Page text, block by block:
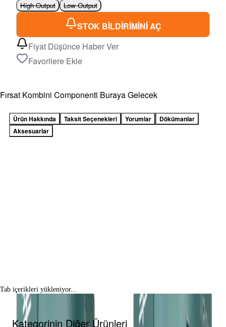
High Output Low Output
STOK BİLDİRİMİNİ AÇ
Fiyat Düşünce Haber Ver
Favorilere Ekle
Fırsat Kombini Componenti Buraya Gelecek
Ürün Hakkında Taksit Seçenekleri Yorumlar
Dökümanlar
Aksesuarlar
Tab içerikleri yükleniyor...
Kategorinin Diğer Ürünleri